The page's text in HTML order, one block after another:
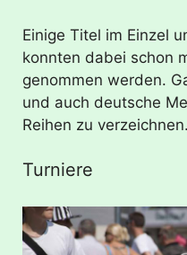
Einige Titel im Einzel
konnten dabei schon
genommen werden.
und auch deutsche
Reihen zu verzeichnen.
Turniere